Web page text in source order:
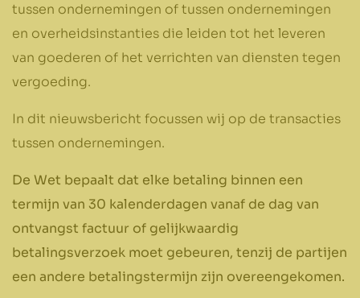
tussen ondernemingen of tussen ondernemingen
en overheidsinstanties die leiden tot het leveren
van goederen of het verrichten van diensten tegen
vergoeding.
In dit nieuwsbericht focussen wij op de transacties
tussen ondernemingen.
De Wet bepaalt dat elke betaling binnen een
termijn van 30 kalenderdagen vanaf de dag van
ontvangst factuur of gelijkwaardig
betalingsverzoek moet gebeuren, tenzij de partijen
een andere betalingstermijn zijn overeengekomen.